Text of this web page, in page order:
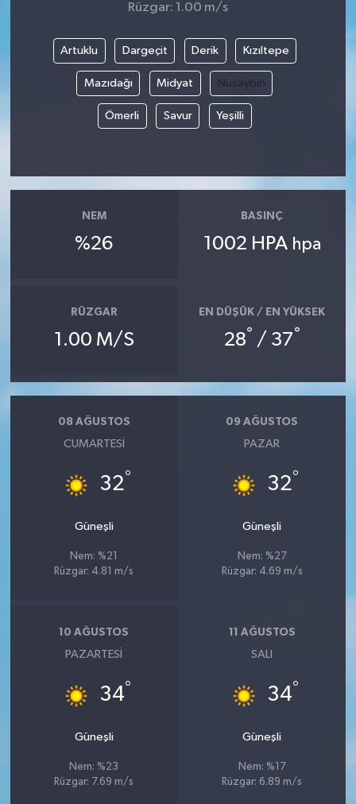
Rüzgar: 1.00 m/s
Artuklu Dargeçit Derik Kızıltepe
Mazıdağı Midyat Nusaybin
Ömerli Savur Yeşilli
NEM
%26
BASINÇ
1002 HPA hpa
RÜZGAR
1.00 M/S
EN DÜŞÜK / EN YÜKSEK
28° / 37°
08 AĞUSTOS
CUMARTESI
32°
Güneşli
Nem: %21
Rüzgar: 4.81 m/s
09 AĞUSTOS
PAZAR
32°
Güneşli
Nem: %27
Rüzgar: 4.69 m/s
10 AĞUSTOS
PAZARTESI
34°
Güneşli
Nem: %23
Rüzgar: 7.69 m/s
11 AĞUSTOS
SALI
34°
Güneşli
Nem: %17
Rüzgar: 6.89 m/s